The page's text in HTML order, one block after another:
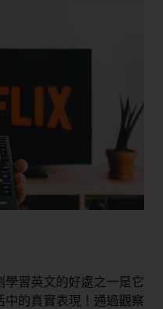
學習英文的好處之一是它
的真實表現！通過觀察